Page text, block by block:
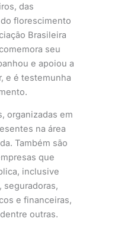
das
florescimento
Brasileira
seu
e apoiou a
e é testemunha
organizadas em
na área
Também são
que
inclusive
seguradoras,
e financeiras,
outras.